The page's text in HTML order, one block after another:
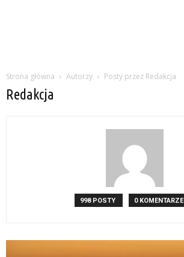
Strona główna Autorzy Posty przez Redakcja
Redakcja
998 POSTY 0 KOMENTARZE